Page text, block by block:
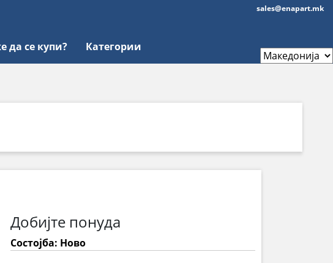
да се купи? Категории
sales@enapart.mk
Добијте понуда
Состојба: Ново